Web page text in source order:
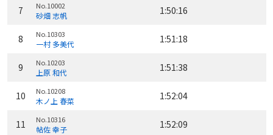
7 No.10002
砂畑 志帆 1:50:16
8 No.10303
一村 多美代 1:51:18
9 No.10203
上原 和代 1:51:38
10 No.10208
木ノ上 春菜 1:52:04
11 No.10316
帖佐 幸子 1:52:09